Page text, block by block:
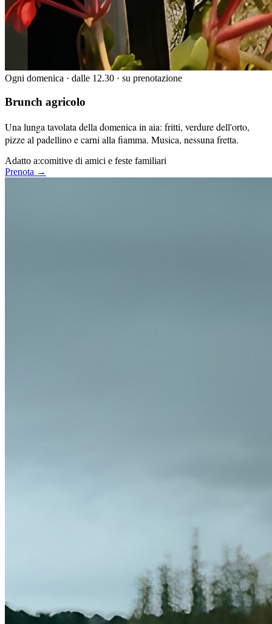
Ogni domenica · dalle 12.30 · su prenotazione
Brunch agricolo
Una lunga tavolata della domenica in aia: fritti, verdure dell'orto,
pizze al padellino e carni alla fiamma. Musica, nessuna fretta.
Adatto a:comitive di amici e feste familiari
Prenota →